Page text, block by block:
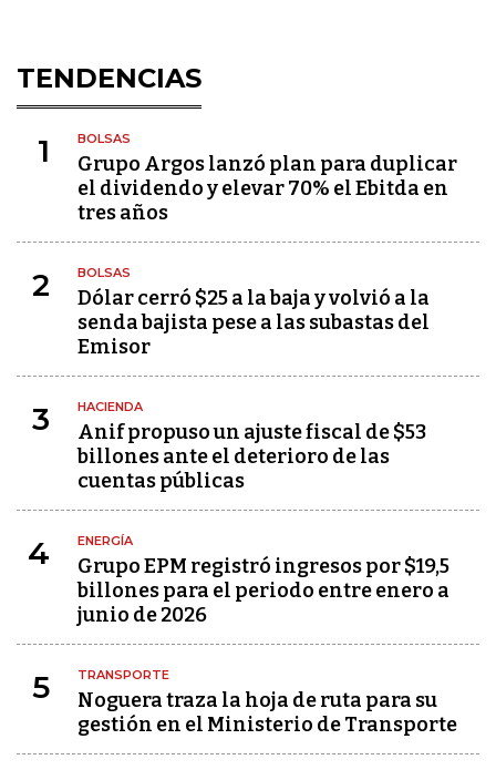
TENDENCIAS
1 BOLSAS
Grupo Argos lanzó plan para duplicar
el dividendo y elevar 70% el Ebitda en
tres años
2 BOLSAS
Dólar cerró $25 a la baja y volvió a la
senda bajista pese a las subastas del
Emisor
3 HACIENDA
Anif propuso un ajuste fiscal de $53
billones ante el deterioro de las
cuentas públicas
4 ENERGÍA
Grupo EPM registró ingresos por $19,5
billones para el periodo entre enero a
junio de 2026
5 TRANSPORTE
Noguera traza la hoja de ruta para su
gestión en el Ministerio de Transporte